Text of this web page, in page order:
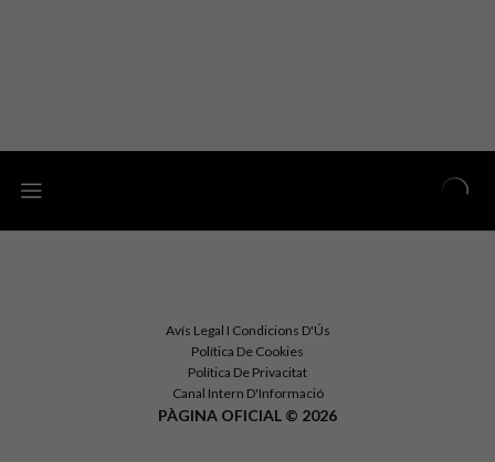
Avís Legal I Condicions D'Ús
Política De Cookies
Política De Privacitat
Canal Intern D'Informació
PÀGINA OFICIAL © 2026